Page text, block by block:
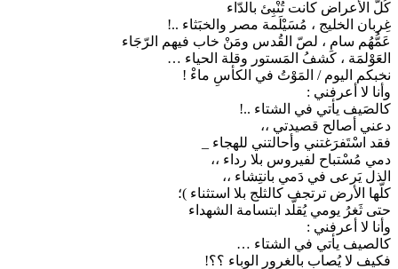
كُلّ الأعراض كانت تُنْبِئ بالدّاء
غِربان الخليج ، مُسَيْلَمة مصر والخبَثاء ..!
عَمُّهُم سام ، لصّ القُدس ومَنْ خاب فيهم الرّجَاء
العَوْلمَة ، كَشفُ المَستور وقلة الحياء …
نخبكم اليوم / المَوْتُ في الكأسِ ماءْ !
وأنا لا أعرفني :
كالصَيف يأتي في الشتاء ..!
دعني أصالح قصيدتي ،،
فقد اسْتَفرَغتني وأحالتني للهجاء _
دمي مُسْتباح لفيروس بلا رداء ،،
الذل يَرعى في دَمي بانتِشاء ،،
كلّها الأرض ترتجف كالثلج بلا استثناء )؛
حتى ثَغرُ يومي يُقلّد ابتسامة الشهداء
وأنا لا أعرفني :
كالصيف يأتي في الشتاء …
فكيف لا يُصاب بالغرور الوباء ؟؟!